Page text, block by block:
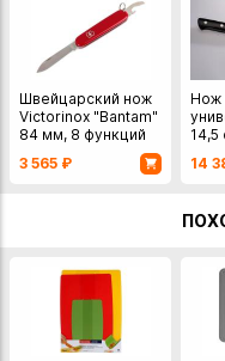
Швейцарский нож
Victorinox "Bantam"
84 мм, 8 функций
3 565 ₽
Нож
14,5
14